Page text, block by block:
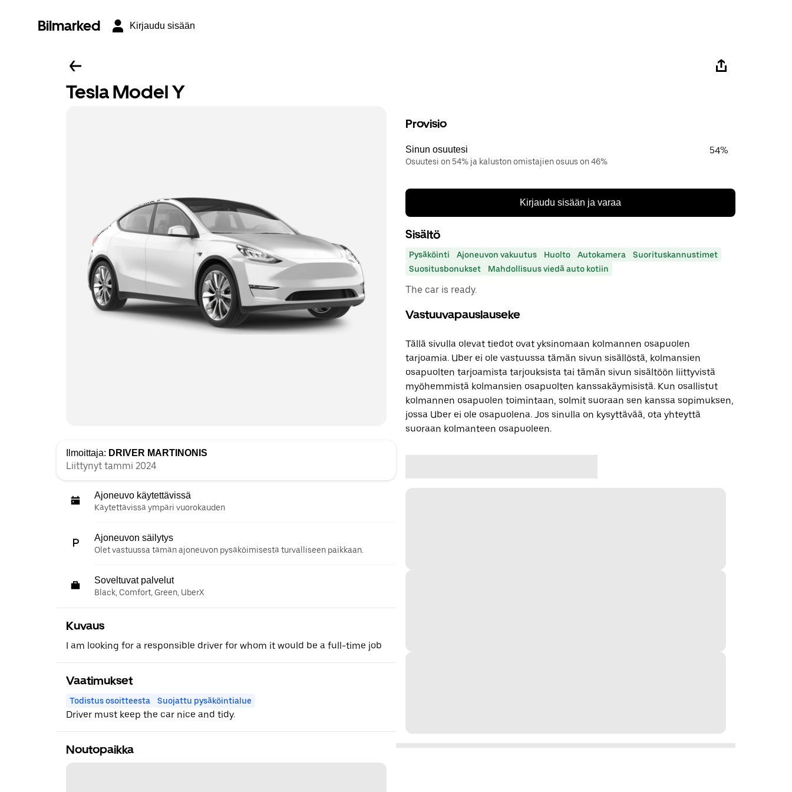
Bilmarked Kirjaudu sisään
Tesla Model Y
Ilmoittaja: DRIVER MARTINONIS
Liittynyt tammi 2024
Ajoneuvo käytettävissä
Käytettävissä ympäri vuorokauden
Ajoneuvon säilytys
Olet vastuussa tämän ajoneuvon pysäköimisestä turvalliseen paikkaan.
Soveltuvat palvelut
Black, Comfort, Green, UberX
Kuvaus
I am looking for a responsible driver for whom it would be a full-time job
Vaatimukset
Todistus osoitteesta Suojattu pysäköintialue
Driver must keep the car nice and tidy.
Noutopaikka
Provisio
Sinun osuutesi
Osuutesi on 54% ja kaluston omistajien osuus on 46%
54%
Kirjaudu sisään ja varaa
Sisältö
Pysäköinti Ajoneuvon vakuutus Huolto Autokamera
Suorituskannustimet
Suositusbonukset
Mahdollisuus viedä auto kotiin
The car is ready.
Vastuuvapauslauseke
Tällä sivulla olevat tiedot ovat yksinomaan kolmannen osapuolen
tarjoamia. Uber ei ole vastuussa tämän sivun sisällöstä, kolmansien
osapuolten tarjoamista tarjouksista tai tämän sivun sisältöön liittyvistä
myöhemmistä kolmansien osapuolten kanssakäymisistä. Kun osallistut
kolmannen osapuolen toimintaan, solmit suoraan sen kanssa sopimuksen,
jossa Uber ei ole osapuolena. Jos sinulla on kysyttävää, ota yhteyttä
suoraan kolmanteen osapuoleen.